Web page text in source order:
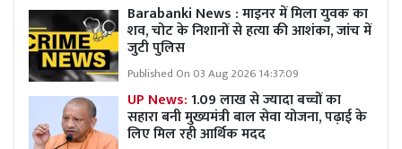
Barabanki News : माइनर में मिला युवक का
शव, चोट के निशानों से हत्या की आशंका, जांच में
जुटी पुलिस
Published On 03 Aug 2026 14:37:09
UP News:1.09 लाख से ज्यादा बच्चों का
सहारा बनी मुख्यमंत्री बाल सेवा योजना, पढ़ाई के
लिए मिल रही आर्थिक मदद